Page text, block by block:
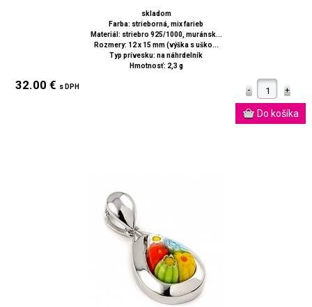
skladom
Farba: strieborná, mix farieb
Materiál: striebro 925/1000, muránsk...
Rozmery: 12 x 15 mm (výška s uško...
Typ prívesku: na náhrdelník
Hmotnosť: 2,3 g
32.00 € s DPH